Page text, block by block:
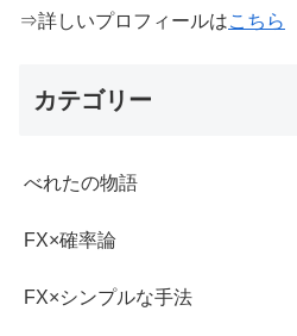
⇒詳しいプロフィールはこちら
カテゴリー
べれたの物語
FX×確率論
FX×シンプルな手法